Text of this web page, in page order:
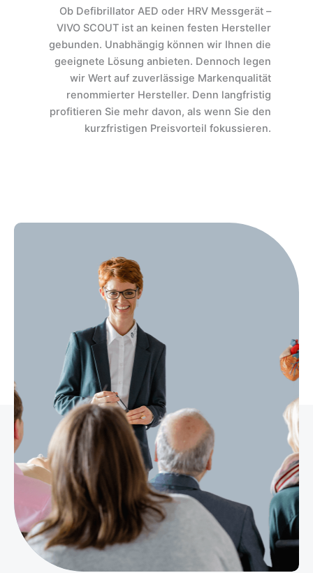
Ob Defibrillator AED oder HRV Messgerät –
VIVO SCOUT ist an keinen festen Hersteller
gebunden. Unabhängig können wir Ihnen die
geeignete Lösung anbieten. Dennoch legen
wir Wert auf zuverlässige Markenqualität
renommierter Hersteller. Denn langfristig
profitieren Sie mehr davon, als wenn Sie den
kurzfristigen Preisvorteil fokussieren.